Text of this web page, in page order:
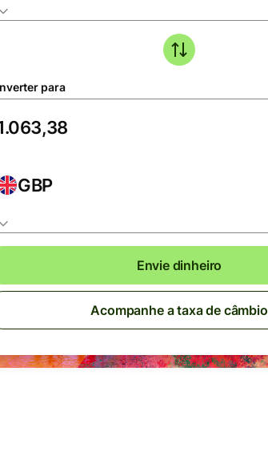
para
GBP
Envie dinheiro
Acompanhe a taxa de câmbio